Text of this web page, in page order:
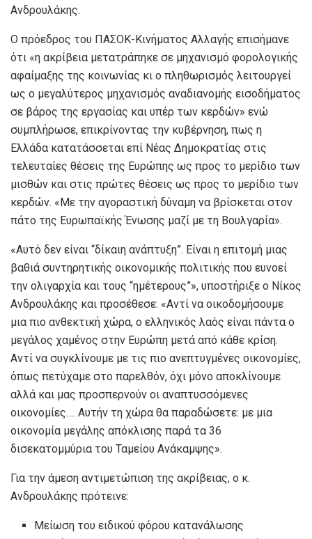
Ανδρουλάκης.
Ο πρόεδρος του ΠΑΣΟΚ-Κινήματος Αλλαγής επισήμανε
ότι «η ακρίβεια μετατράπηκε σε μηχανισμό φορολογικής
αφαίμαξης της κοινωνίας κι ο πληθωρισμός λειτουργεί
ως ο μεγαλύτερος μηχανισμός αναδιανομής εισοδήματος
σε βάρος της εργασίας και υπέρ των κερδών» ενώ
συμπλήρωσε, επικρίνοντας την κυβέρνηση, πως η
Ελλάδα κατατάσσεται επί Νέας Δημοκρατίας στις
τελευταίες θέσεις της Ευρώπης ως προς το μερίδιο των
μισθών και στις πρώτες θέσεις ως προς το μερίδιο των
κερδών. «Με την αγοραστική δύναμη να βρίσκεται στον
πάτο της Ευρωπαϊκής Ένωσης μαζί με τη Βουλγαρία».
«Αυτό δεν είναι “δίκαιη ανάπτυξη”. Είναι η επιτομή μιας
βαθιά συντηρητικής οικονομικής πολιτικής που ευνοεί
την ολιγαρχία και τους “ημέτερους”», υποστήριξε ο Νίκος
Ανδρουλάκης και προσέθεσε: «Αντί να οικοδομήσουμε
μια πιο ανθεκτική χώρα, ο ελληνικός λαός είναι πάντα ο
μεγάλος χαμένος στην Ευρώπη μετά από κάθε κρίση.
Αντί να συγκλίνουμε με τις πιο ανεπτυγμένες οικονομίες,
όπως πετύχαμε στο παρελθόν, όχι μόνο αποκλίνουμε
αλλά και μας προσπερνούν οι αναπτυσσόμενες
οικονομίες…. Αυτήν τη χώρα θα παραδώσετε: με μια
οικονομία μεγάλης απόκλισης παρά τα 36
δισεκατομμύρια του Ταμείου Ανάκαμψης».
Για την άμεση αντιμετώπιση της ακρίβειας, ο κ.
Ανδρουλάκης πρότεινε:
Μείωση του ειδικού φόρου κατανάλωσης